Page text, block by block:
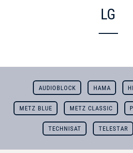
LG
AUDIOBLOCK HAMA
METZ BLUE METZ CLASSIC
TECHNISAT TELESTAR